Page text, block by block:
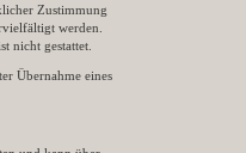
Zustimmung
werden.
nicht gestattet.
Übernahme eines